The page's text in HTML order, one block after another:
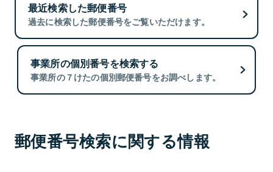
最近検索した郵便番号
過去に検索した郵便番号をご覧いただけます。
事業所の個別番号を検索する
事業所の７けたの個別郵便番号をお調べします。
郵便番号検索に関する情報